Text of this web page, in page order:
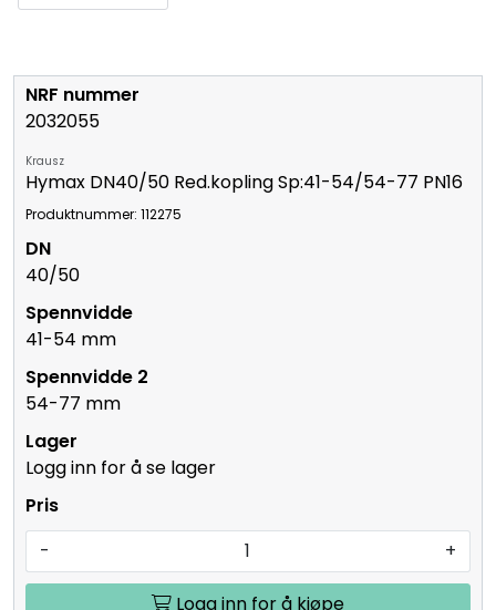
2032055
Krausz
Hymax DN40/50 Red.kopling Sp:41-54/54-77 PN16
Produktnummer: 112275
40/50
41-54 mm
54-77 mm
Logg inn for å se lager
- +
Logg inn for å kjøpe